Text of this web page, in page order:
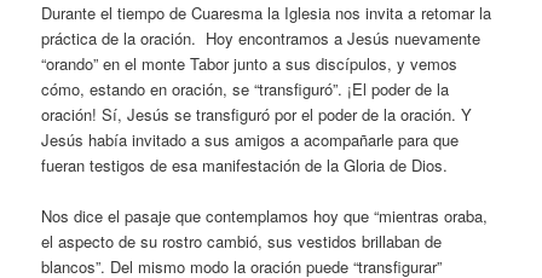
Durante el tiempo de Cuaresma la Iglesia nos invita a retomar la
práctica de la oración. Hoy encontramos a Jesús nuevamente
“orando” en el monte Tabor junto a sus discípulos, y vemos
cómo, estando en oración, se “transfiguró”. ¡El poder de la
oración! Sí, Jesús se transfiguró por el poder de la oración. Y
Jesús había invitado a sus amigos a acompañarle para que
fueran testigos de esa manifestación de la Gloria de Dios.
Nos dice el pasaje que contemplamos hoy que “mientras oraba,
el aspecto de su rostro cambió, sus vestidos brillaban de
blancos”. Del mismo modo la oración puede “transfigurar”